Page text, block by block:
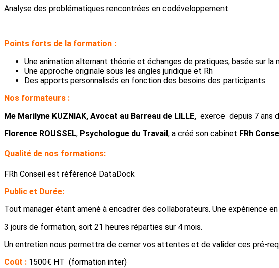
Analyse des problématiques rencontrées en codéveloppement
Points forts de la formation :
Une animation alternant théorie et échanges de pratiques, basée sur
Une approche originale sous les angles juridique et Rh
Des apports personnalisés en fonction des besoins des participants
Nos formateurs :
Me Marilyne KUZNIAK, Avocat au Barreau de LILLE, exerce depuis 7 ans
Florence ROUSSEL, Psychologue du Travail, a créé son cabinet FRh
Qualité de nos formations:
FRh Conseil est référencé DataDock
Public et Durée:
Tout manager étant amené à encadrer des collaborateurs. Une expérience
3 jours de formation, soit 21 heures réparties sur 4 mois.
Un entretien nous permettra de cerner vos attentes et de valider ces pré-
Coût : 1500€ HT (formation inter)